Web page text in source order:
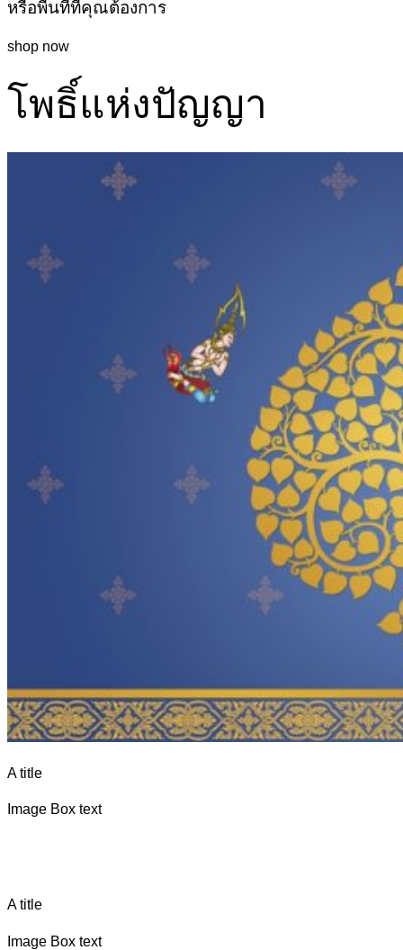
หรือพื้นที่ที่คุณต้องการ
shop now
โพธิ์แห่งปัญญา
A title
Image Box text
A title
Image Box text